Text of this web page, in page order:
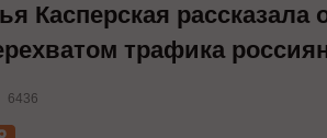
Касперская
трафика
6436